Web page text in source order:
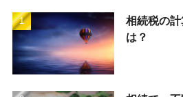
相続税の
は？